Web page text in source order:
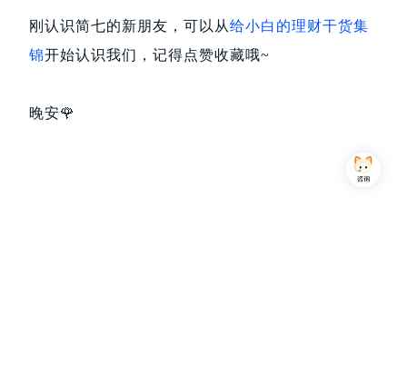
刚认识简七的新朋友，可以从给小白的理财干货集
锦开始认识我们，记得点赞收藏哦~
晚安🌹